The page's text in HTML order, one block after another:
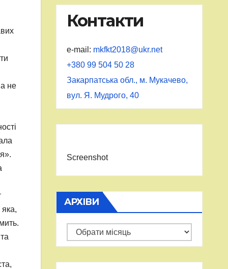
не
Контакти
e-mail: mkfkt2018@ukr.net
+380 99 504 50 28
Закарпатська обл., м. Мукачево,
вул. Я. Мудрого, 40
Screenshot
АРХІВИ
Архіви